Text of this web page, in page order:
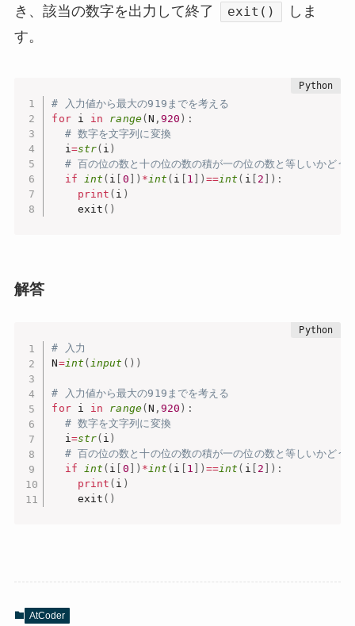
き、該当の数字を出力して終了
exit()
しま
す。
# 入力値から最大の919までを考える
for i in range( N ,920 ) :
# 数字を文字列に変換
  i
=str( i )
# 百の位の数と十の位の数の積が一の位の数と等しいかどう
if
int ( i 0 ) * int ( i 1 ) ==int ( i 2 ) :
print ( i )
    exit
( )
解答
# 入力
N=int (input ( ) )
# 入力値から最大の919までを考える
for i in range( N ,920 ) :
# 数字を文字列に変換
  i
=str( i )
# 百の位の数と十の位の数の積が一の位の数と等しいかどう
if int ( i 0 ) *int ( i 1 ) ==int ( i 2 ) :
print ( i )
    exit
( )
AtCoder